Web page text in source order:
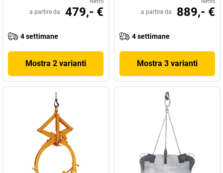
a partire da 479,- €
4 settimane
Mostra 2 varianti
a partire da 889,- €
4 settimane
Mostra 3 varianti